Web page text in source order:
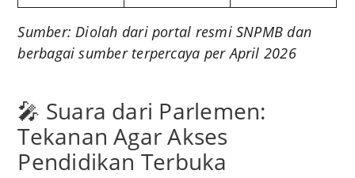
Sumber: Diolah dari portal resmi SNPMB dan
berbagai sumber terpercaya per April 2026
🎤 Suara dari Parlemen:
Tekanan Agar Akses
Pendidikan Terbuka